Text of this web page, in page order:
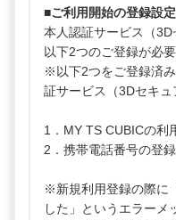
■ご利用開始の登録設
本人認証サービス（3D
以下2つのご登録が必要
※以下2つをご登録済
証サービス（3Dセキュ
1．MY TS CUBICの利
2．携帯電話番号の登録
※新規利用登録の際に
した」というエラーメ